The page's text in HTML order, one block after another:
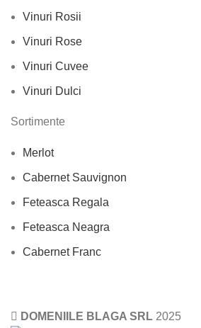
Vinuri Rosii
Vinuri Rose
Vinuri Cuvee
Vinuri Dulci
Sortimente
Merlot
Cabernet Sauvignon
Feteasca Regala
Feteasca Neagra
Cabernet Franc
DOMENIILE BLAGA SRL 2025